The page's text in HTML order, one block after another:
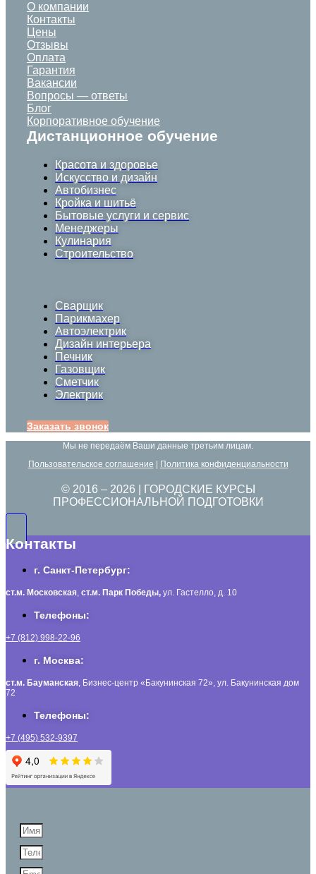
О компании
Контакты
Цены
Отзывы
Оплата
Гарантия
Вакансии
Вопросы — ответы
Блог
Корпоративное обучение
Дистанционное обучение
Красота и здоровье
Искусство и дизайн
Автобизнес
Кройка и шитьё
Бытовые услуги и сервис
Менеджеры
Кулинария
Строительство
Сварщик
Парикмахер
Автоэлектрик
Дизайн интерьера
Печник
Газовщик
Сметчик
Электрик
Заказать звонок
Мы не передаём Ваши данные третьим лицам.
Пользовательское соглашение
Политика конфиденциальности
© 2016 – 2026 | ГОРОДСКИЕ КУРСЫ
ПРОФЕССИОНАЛЬНОЙ ПОДГОТОВКИ
Контакты
г. Санкт-Петербург:
ст.м. Московская, ст.м. Парк Победы, ул. Гастелло, д. 10
Телефоны:
+7 (812) 998-22-96
г. Москва:
ст.м. Бауманская, Бизнес-центр «Бакунинская 72», ул. Бакунинская дом
72
Телефоны:
+7 (495) 532-9397